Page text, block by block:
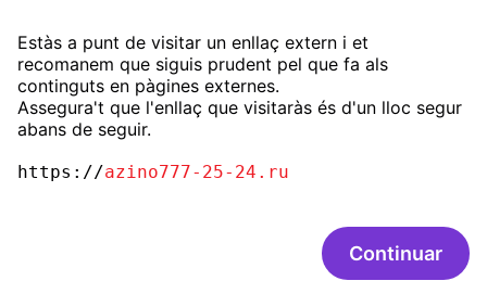
Estàs a punt de visitar un enllaç extern i et
recomanem que siguis prudent pel que fa als
continguts en pàgines externes.
Assegura't que l'enllaç que visitaràs és d'un lloc segur
abans de seguir.
https://azino777-25-24.ru
Continuar